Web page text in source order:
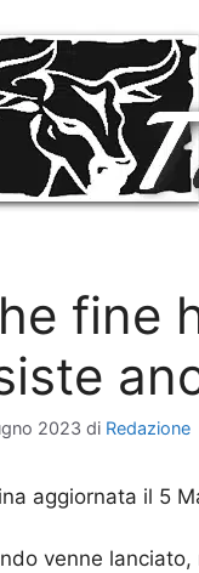
fine
2023 di Redazione
aggiornata il 5
venne